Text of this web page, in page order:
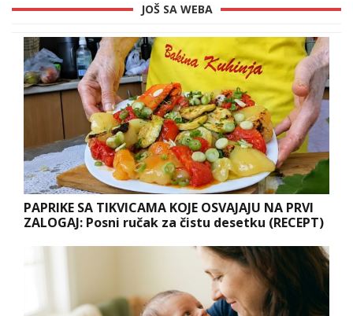
JOŠ SA WEBA
PAPRIKE SA TIKVICAMA KOJE OSVAJAJU NA PRVI
ZALOGAJ: Posni ručak za čistu desetku (RECEPT)